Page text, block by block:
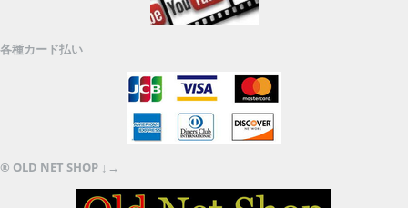
各種カード払い
® OLD NET SHOP ↓→